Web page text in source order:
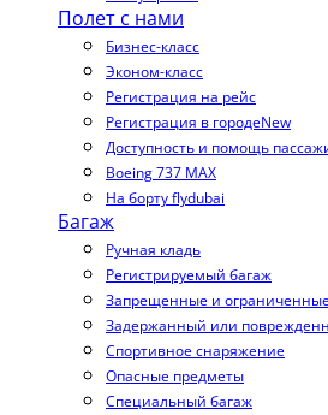
Полет с нами
Бизнес-класс
Эконом-класс
Регистрация на рейс
Регистрация в городеNew
Доступность и помощь
Boeing 737 MAX
На борту flydubai
Багаж
Ручная кладь
Регистрируемый багаж
Запрещенные и
Задержанный или
Спортивное снаряжение
Опасные предметы
Специальный багаж